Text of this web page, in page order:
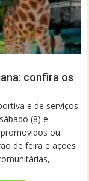
confira os
e de serviços
(8) e
ou
de feira e ações